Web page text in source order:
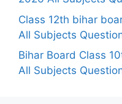
Class 12th bihar
All Subjects
Bihar Board Class
All Subjects